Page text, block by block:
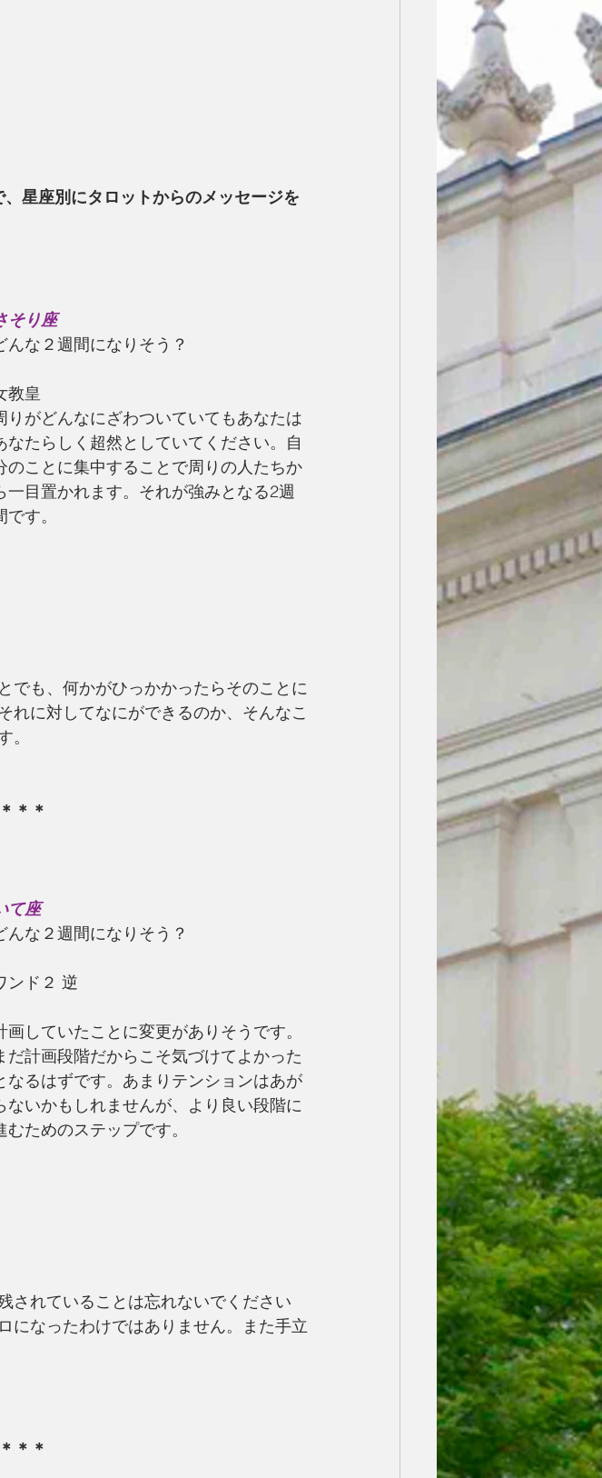
星座別にタロットからのメッセージを
そり座
んな２週間になりそう？
教皇
りがどんなにざわついていてもあなたは
なたらしく超然としていてください。自
のことに集中することで周りの人たちか
一目置かれます。それが強みとなる2週
です。
でも、何かがひっかかったらそのことに
れに対してなにができるのか、そんなこ
。
＊＊
て座
んな２週間になりそう？
ンド２ 逆
画していたことに変更がありそうです。
だ計画段階だからこそ気づけてよかった
なるはずです。あまりテンションはあが
ないかもしれませんが、より良い段階に
むためのステップです。
されていることは忘れないでください
になったわけではありません。また手立
＊＊